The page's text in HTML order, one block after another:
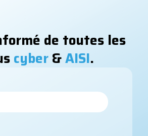
de toutes les
cyber&AISI.